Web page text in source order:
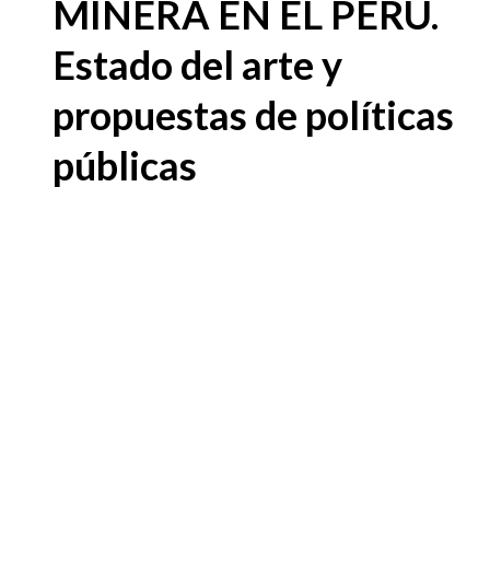
MINERA EN EL PERÚ.
Estado del arte y
propuestas de políticas
públicas